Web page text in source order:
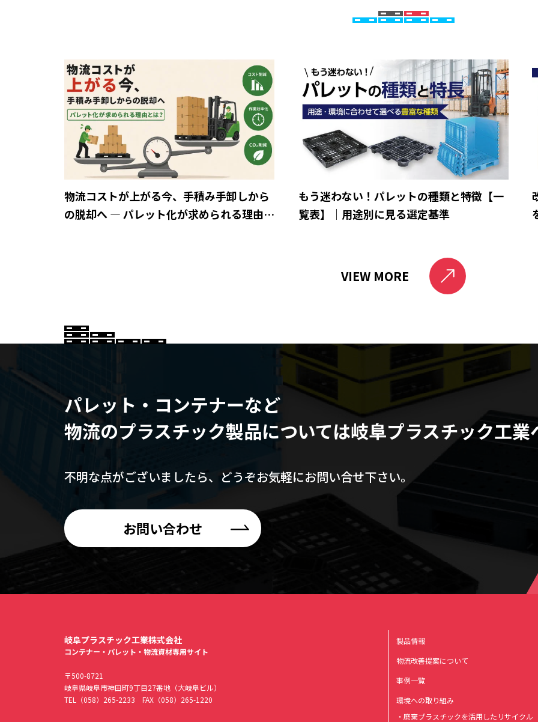
物流コストが上がる今、手積み手卸しから
の脱却へ ― パレット化が求められる理由と
もう迷わない！パレットの種類と特徴【一
覧表】｜用途別に見る選定基準
VIEW MORE
パレット・コンテナーなど
物流のプラスチック製品については岐阜プラスチック工業
不明な点がございましたら、 どうぞお気軽にお問い合せ下さい。
お問い合わせ
製品情報
物流改善提案について
事例一覧
環境への取り組み
・廃棄プラスチックを活用したリサイクル
岐阜プラスチック工業株式会社
コンテナー・パレット・物流資材専用サイト
〒500-8721
岐阜県岐阜市神田町9丁目27番地（大岐阜ビル）
TEL
（058）265-2233 FAX（058）265-1220